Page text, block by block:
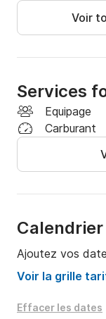
?️ Commodité :
sereine.
de Riva del
Voir
Services
Equipage
Carburant
Calendrier
Ajoutez vos
Voir la grille
Effacer les dates